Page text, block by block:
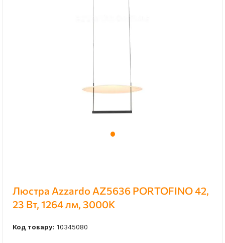
Люстра Azzardo AZ5636 PORTOFINO 42,
23 Вт, 1264 лм, 3000К
Код товару: 10345080